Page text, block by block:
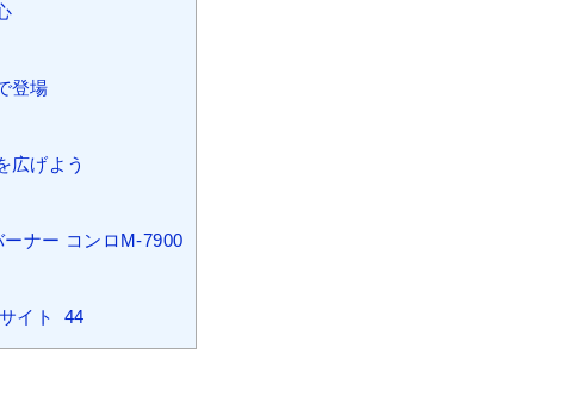
登場
広げよう
ナー コンロM-7900
イト 44